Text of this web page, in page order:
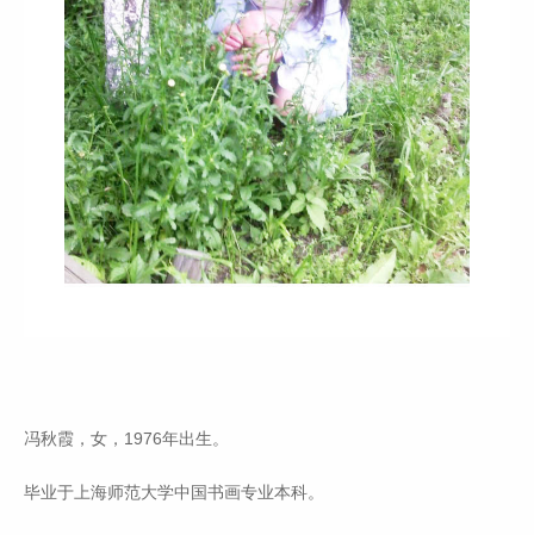
冯秋霞，女，1976年出生。
毕业于上海师范大学中国书画专业本科。